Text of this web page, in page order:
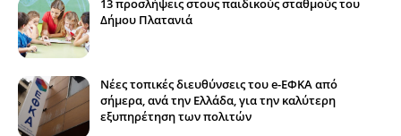
13 προσλήψεις στους παιδικούς σταθμούς του
Δήμου Πλατανιά
Νέες τοπικές διευθύνσεις του e-ΕΦΚΑ από
σήμερα, ανά την Ελλάδα, για την καλύτερη
εξυπηρέτηση των πολιτών